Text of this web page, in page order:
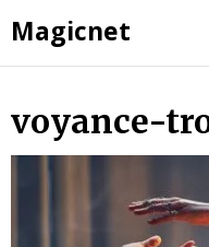
Magicnet
Skip
content
voyance-